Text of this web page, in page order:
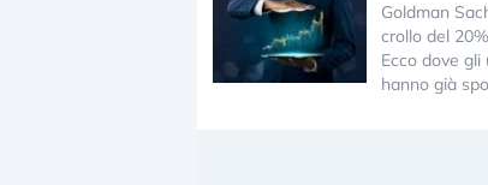
Goldman
crollo del
Ecco dove gli
hanno già